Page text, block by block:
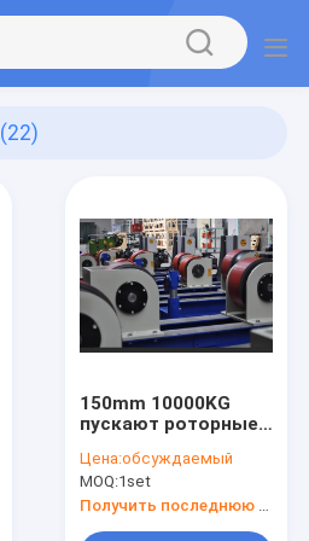
(22)
150mm 10000KG
пускают роторные
манипуляторы по
трубам
сверхмощные
Цена:обсуждаемый
MOQ:1set